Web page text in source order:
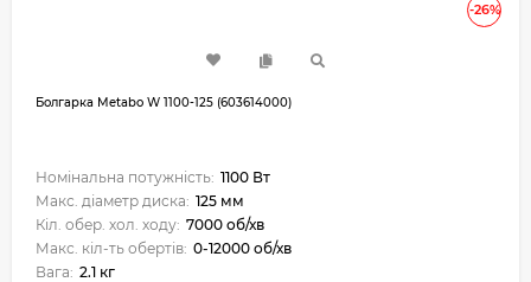
-26%
Болгарка Metabo W 1100-125 (603614000)
Номінальна потужність: 1100 Вт
Макс. діаметр диска: 125 мм
Кіл. обер. хол. ходу: 7000 об/хв
Макс. кіл-ть обертів: 0-12000 об/хв
Вага: 2.1 кг